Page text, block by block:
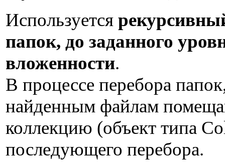
Используется
папок, до заданного
вложенности.
В процессе перебора
найденным файлам
коллекцию (объект типа
последующего перебора.